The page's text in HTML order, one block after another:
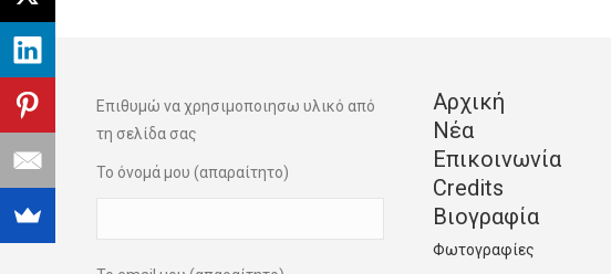
Επιθυμώ να χρησιμοποιησω υλικό από
τη σελίδα σας
Το όνομά μου (απαραίτητο)
Αρχική
Νέα
Επικοινωνία
Credits
Βιογραφία
Φωτογραφίες